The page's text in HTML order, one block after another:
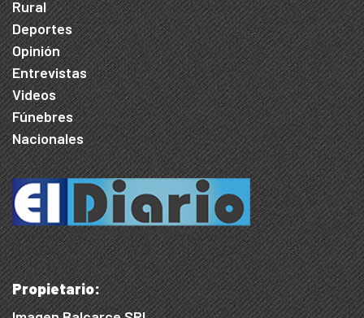
Rural
Deportes
Opinión
Entrevistas
Videos
Fúnebres
Nacionales
Propietario: